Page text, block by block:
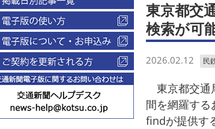
東京都交
検索が可
2026.02.12 民
東京都交通
間を網羅する
findが提供す